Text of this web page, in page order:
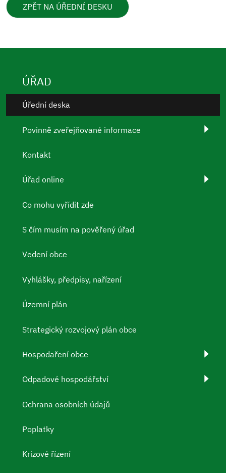
ZPĚT NA ÚŘEDNÍ DESKU
ÚŘAD
Úřední deska
Povinně zveřejňované informace
Kontakt
Úřad online
Co mohu vyřídit zde
S čím musím na pověřený úřad
Vedení obce
Vyhlášky, předpisy, nařízení
Územní plán
Strategický rozvojový plán obce
Hospodaření obce
Odpadové hospodářství
Ochrana osobních údajů
Poplatky
Krizové řízení